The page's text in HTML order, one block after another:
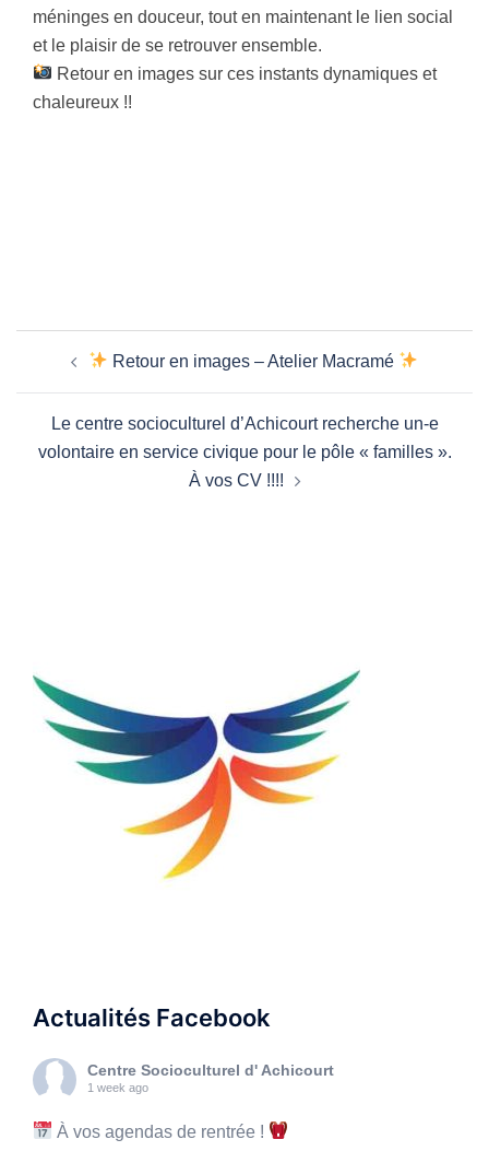
méninges en douceur, tout en maintenant le lien social
et le plaisir de se retrouver ensemble.
Retour en images sur ces instants dynamiques et
chaleureux !!
Navigation
d’articleRetour en images – Atelier Macramé
Le centre socioculturel d’Achicourt recherche un-e
volontaire en service civique pour le pôle « familles ».
À vos CV !!!!
Actualités Facebook
Centre Socioculturel d' Achicourt
1 week ago
À vos agendas de rentrée !